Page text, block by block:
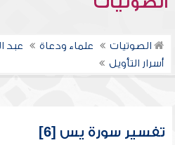
الصوتيات علماء ودعاة
عبد
أسرار التأويل
تفسير سورة يس [6]